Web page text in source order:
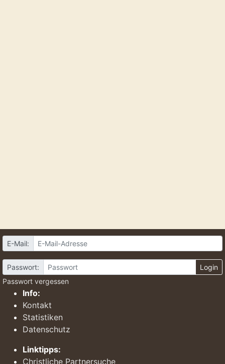
E-Mail:
Passwort:
Login
Passwort vergessen
Info:
Kontakt
Statistiken
Datenschutz
Linktipps:
Christliche Partnersuche